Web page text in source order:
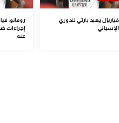
فياريال يعيد بارتي للدوري
الإسباني
رومانو:
إجراءات
عنه